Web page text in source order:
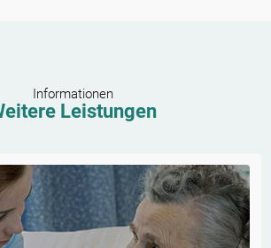
Informationen
Leistungen